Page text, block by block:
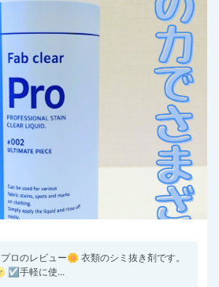
ロのレビュー🌼 衣類のシミ抜き剤です。
☑手軽に使...